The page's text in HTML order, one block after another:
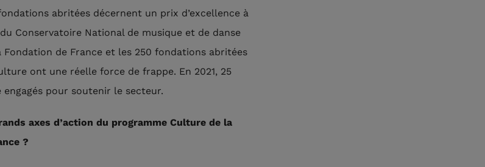
abritées décernent un prix d’excellence à
Conservatoire National de musique et de danse
de France et les 250 fondations abritées
ont une réelle force de frappe. En 2021, 25
pour soutenir le secteur.
axes d’action du programme Culture de la
?